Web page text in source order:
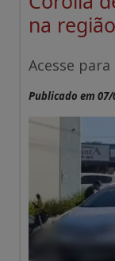
na
Acesse
Publicado em 07/